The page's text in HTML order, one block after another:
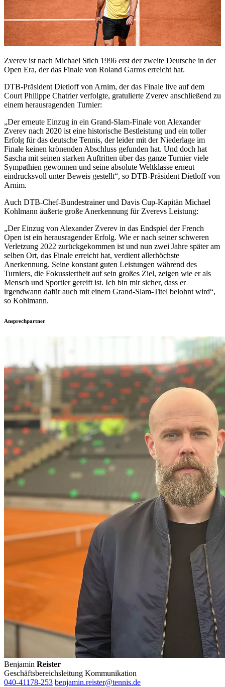
Zverev ist nach Michael Stich 1996 erst der zweite Deutsche in der
Open Era, der das Finale von Roland Garros erreicht hat.
DTB-Präsident Dietloff von Arnim, der das Finale live auf dem
Court Philippe Chatrier verfolgte, gratulierte Zverev anschließend zu
einem herausragenden Turnier:
„Der erneute Einzug in ein Grand-Slam-Finale von Alexander
Zverev nach 2020 ist eine historische Bestleistung und ein toller
Erfolg für das deutsche Tennis, der leider mit der Niederlage im
Finale keinen krönenden Abschluss gefunden hat. Und doch hat
Sascha mit seinen starken Auftritten über das ganze Turnier viele
Sympathien gewonnen und seine absolute Weltklasse erneut
eindrucksvoll unter Beweis gestellt“, so DTB-Präsident Dietloff von
Arnim.
Auch DTB-Chef-Bundestrainer und Davis Cup-Kapitän Michael
Kohlmann äußerte große Anerkennung für Zverevs Leistung:
„Der Einzug von Alexander Zverev in das Endspiel der French
Open ist ein herausragender Erfolg. Wie er nach seiner schweren
Verletzung 2022 zurückgekommen ist und nun zwei Jahre später am
selben Ort, das Finale erreicht hat, verdient allerhöchste
Anerkennung. Seine konstant guten Leistungen während des
Turniers, die Fokussiertheit auf sein großes Ziel, zeigen wie er als
Mensch und Sportler gereift ist. Ich bin mir sicher, dass er
irgendwann dafür auch mit einem Grand-Slam-Titel belohnt wird“,
so Kohlmann.
Ansprechpartner
Benjamin Reister
Geschäftsbereichsleitung Kommunikation
040-41178-253 benjamin.reister@tennis.de